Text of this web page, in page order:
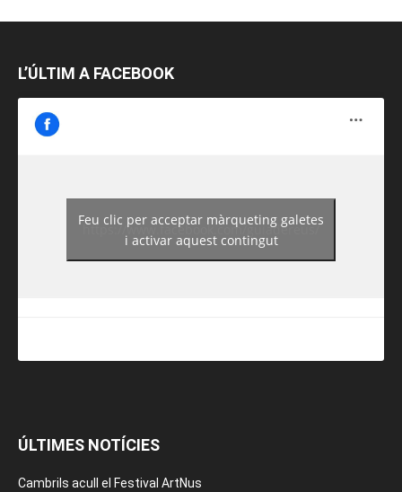
L’ÚLTIM A FACEBOOK
https://www.facebook.com/guiadereus/
Feu clic per acceptar màrqueting galetes
i activar aquest contingut
ÚLTIMES NOTÍCIES
Cambrils acull el Festival ArtNus